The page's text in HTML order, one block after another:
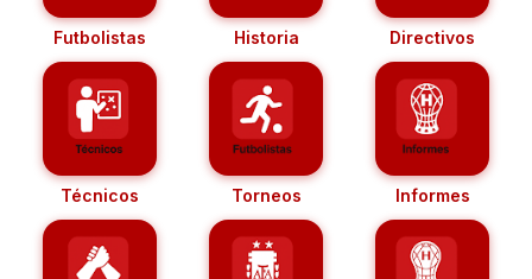
Futbolistas Historia Directivos
Técnicos Torneos Informes